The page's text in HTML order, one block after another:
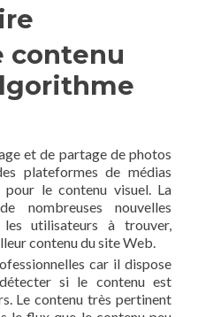
contenu
et de partage de photos
plateformes de médias
le contenu visuel. La
nombreuses nouvelles
utilisateurs à trouver,
contenu du site Web.
car il dispose
si le contenu est
Le contenu très pertinent